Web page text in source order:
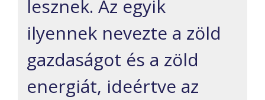
lesznek. Az egyik
ilyennek nevezte a zöld
gazdaságot és a zöld
energiát, ideértve az